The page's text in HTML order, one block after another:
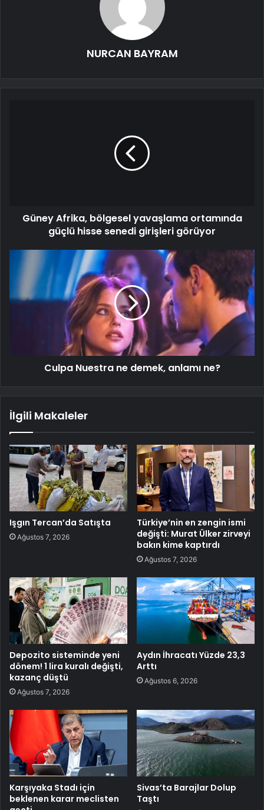
NURCAN BAYRAM
Güney Afrika, bölgesel yavaşlama ortamında
güçlü hisse senedi girişleri görüyor
Culpa Nuestra ne demek, anlamı ne?
İlgili Makaleler
Işgın Tercan’da Satışta
Ağustos 7, 2026
Türkiye’nin en zengin ismi
değişti: Murat Ülker zirveyi
bakın kime kaptırdı
Ağustos 7, 2026
Depozito sisteminde yeni
dönem! 1 lira kuralı değişti,
kazanç düştü
Ağustos 7, 2026
Aydın İhracatı Yüzde 23,3
Arttı
Ağustos 6, 2026
Karşıyaka Stadı için
beklenen karar meclisten
Sivas’ta Barajlar Dolup
Taştı